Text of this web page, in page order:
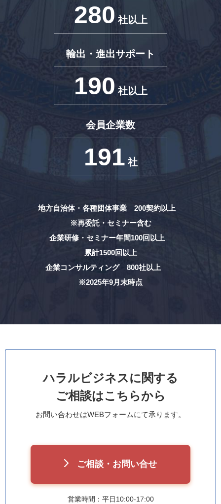
280 社以上
輸出・進出サポート
190 社以上
会員企業数
191 社
地方自治体・各種団体事業 200契約以上
※再委託・セミナー含む
企業研修・セミナー年間100回以上
累計1500回以上
企業コンサルティング 800社以上
※2025年9月末時点
ハラルビジネスに関する
ご相談はこちらから
お問い合わせはWEBフォームにて承ります。
ご相談・お問い合せ
営業時間：平日10:00-17:00